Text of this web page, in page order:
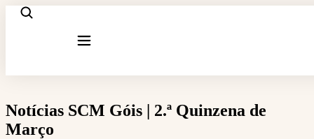
Notícias SCM Góis | 2.ª Quinzena de
Março